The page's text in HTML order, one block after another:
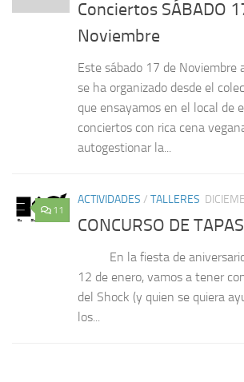
Conciertos SÁBADO
Noviembre
Este sábado 17 de Noviembre
se ha organizado desde el
que ensayamos en el local de
conciertos con rica cena
autogestionar la...
11
ACTIVIDADES / TALLERES
CONCURSO DE TAPAS
En la fiesta de aniversario
12 de enero, vamos a tener
del Shock (y quien se quiera
los...